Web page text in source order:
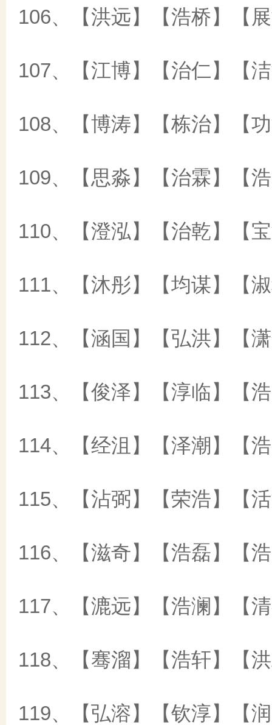
106、【洪远】【浩桥】【
107、【江博】【治仁】【
108、【博涛】【栋治】【
109、【思淼】【治霖】【
110、【澄泓】【治乾】【
111、【沐彤】【均谋】【
112、【涵国】【弘洪】【
113、【俊泽】【淳临】【
114、【经沮】【泽潮】【
115、【沾弼】【荣浩】【
116、【滋奇】【浩磊】【
117、【漉远】【浩澜】【
118、【骞溜】【浩轩】【
119、【弘溶】【钦淳】【